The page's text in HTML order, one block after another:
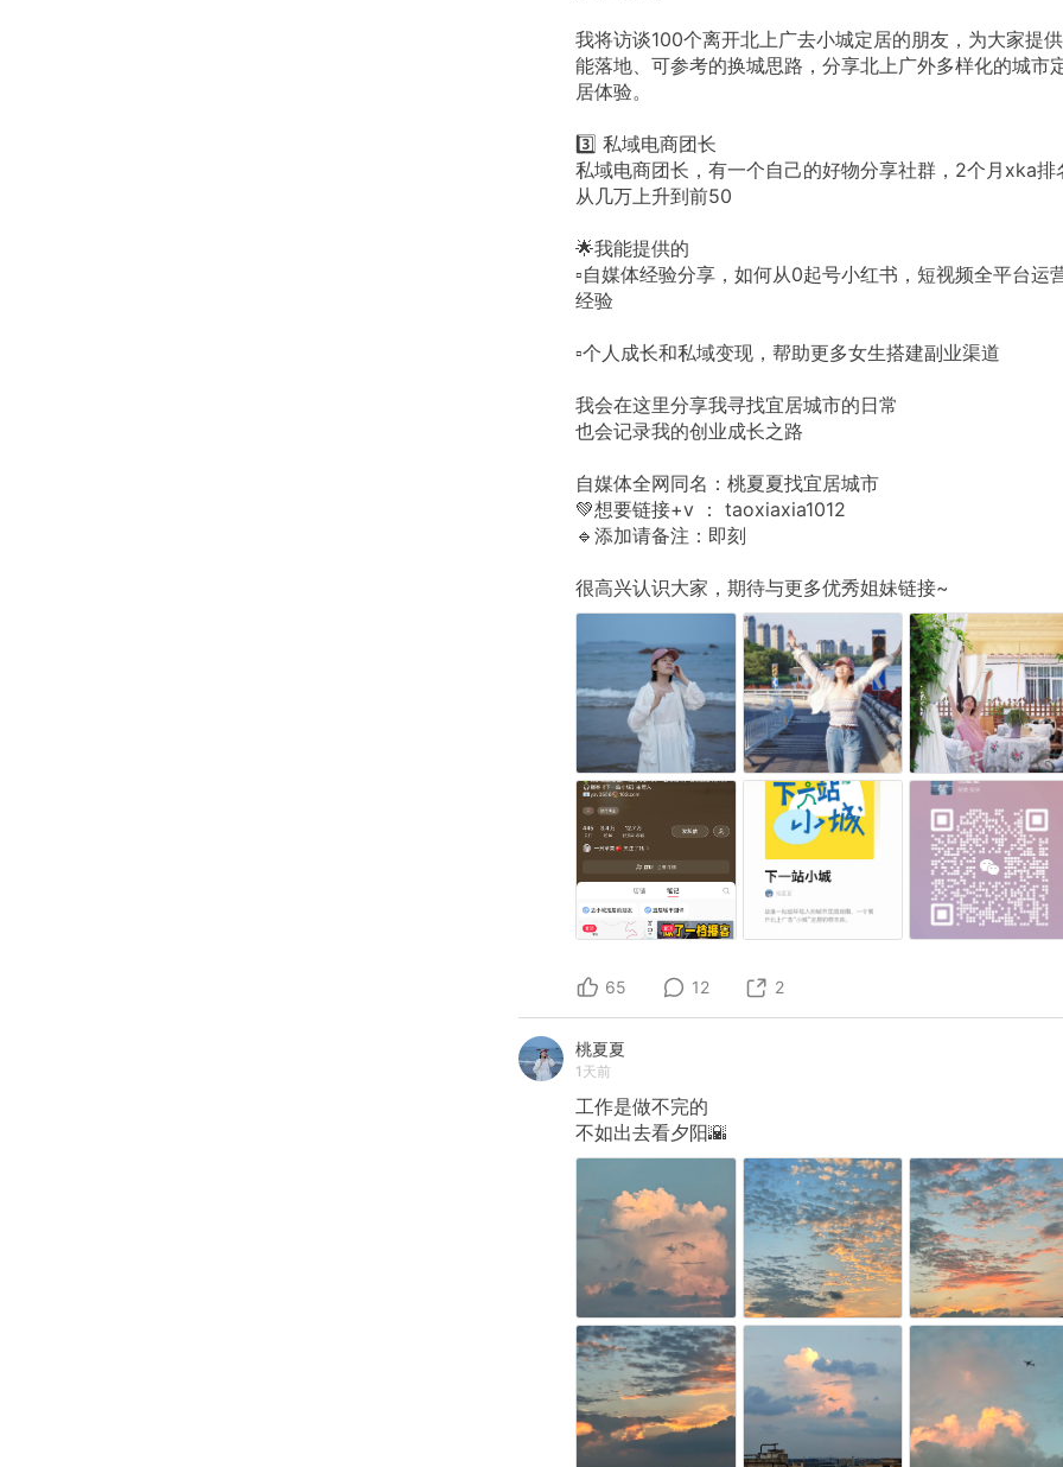
我将访谈100个离开北上广去小城定居的朋友，为大家提供
能落地、可参考的换城思路，分享北上广外多样化的城市
居体验。
3️⃣ 私域电商团长
私域电商团长，有一个自己的好物分享社群，2个月xka排
从几万上升到前50
🌟我能提供的
▫️自媒体经验分享，如何从0起号小红书，短视频全平台运
经验
▫️个人成长和私域变现，帮助更多女生搭建副业渠道
我会在这里分享我寻找宜居城市的日常
也会记录我的创业成长之路
自媒体全网同名：桃夏夏找宜居城市
💚想要链接+v ： taoxiaxia1012
🔹添加请备注：即刻
很高兴认识大家，期待与更多优秀姐妹链接~
65 12 2
桃夏夏
1天前
工作是做不完的
不如出去看夕阳🌇